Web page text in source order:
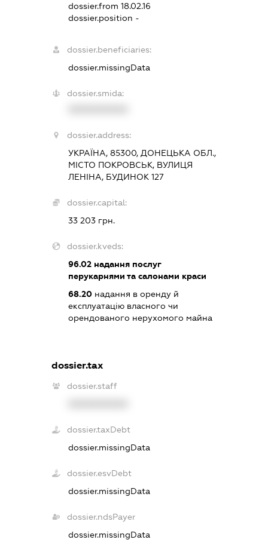
dossier.from 18.02.16
dossier.position -
dossier.beneficiaries:
dossier.missingData
dossier.smida:
dossier.address:
УКРАЇНА, 85300, ДОНЕЦЬКА ОБЛ.,
МІСТО ПОКРОВСЬК, ВУЛИЦЯ
ЛЕНІНА, БУДИНОК 127
dossier.capital:
33 203 грн.
dossier.kveds:
96.02надання послуг
перукарнями та салонами краси
68.20надання в оренду й
експлуатацію власного чи
орендованого нерухомого майна
dossier.tax
dossier.staff
dossier.taxDebt
dossier.missingData
dossier.esvDebt
dossier.missingData
dossier.ndsPayer
dossier.missingData